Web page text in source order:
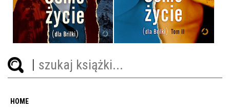
44,90 ZŁ 44,90 ZŁ
HOME